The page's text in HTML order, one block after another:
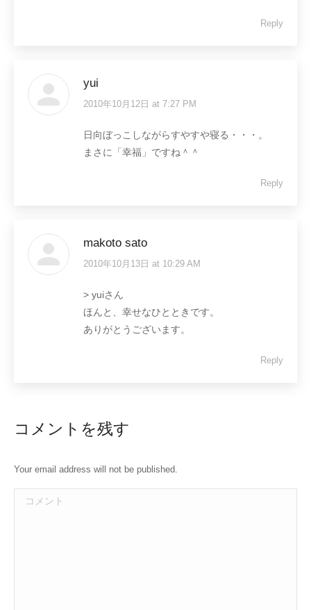
Reply
yui
says:
2010年10月12日 at 7:27 PM
日向ぼっこしながらすやすや寝る・・・。
まさに「幸福」ですね＾＾
Reply
makoto sato
says:
2010年10月13日 at 10:29 AM
> yuiさん
ほんと、幸せなひとときです。
ありがとうございます。
Reply
コメントを残す
Your email address will not be published.
コメント